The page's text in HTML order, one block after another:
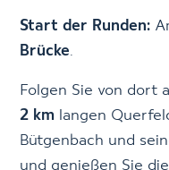
Start der Runden:
Brücke.
Folgen Sie von dort
2 km langen
Bütgenbach und
und genießen Sie